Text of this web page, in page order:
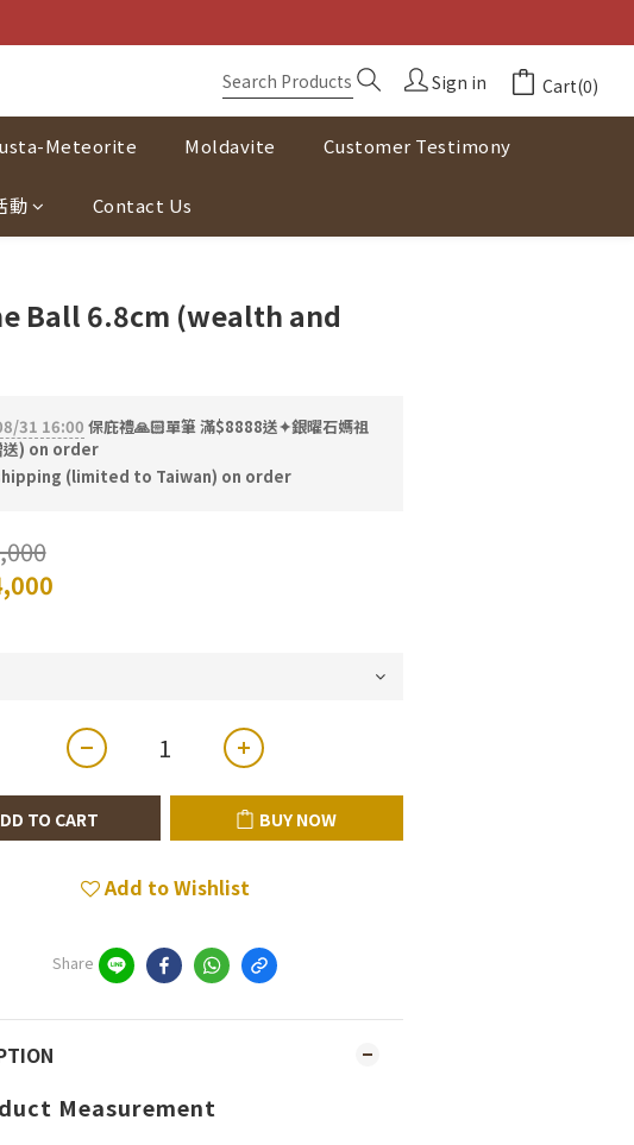
Sign in Cart(0)
Meteorite Moldavite Customer Testimony
動 Contact Us
Ball 6.8cm (wealth and
31 16:00 保庇禮🙏🏻單筆 滿$8888送✦銀曜石媽祖
送) on order
(limited to Taiwan) on order
TO CART BUY NOW
Add to Wishlist
Share
Measurement